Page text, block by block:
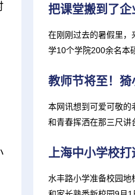
在刚刚过去的暑假里，
学10个学院200余名本
本网讯想到可爱可敬的
和青春挥洒在那三尺讲
水丰路小学准备校园地